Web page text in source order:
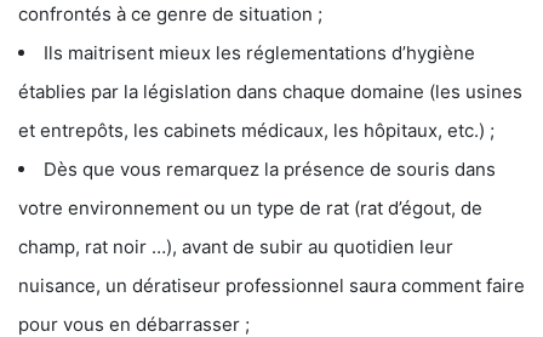
confrontés à ce genre de situation ;
Ils maitrisent mieux les réglementations d’hygiène
établies par la législation dans chaque domaine (les usines
et entrepôts, les cabinets médicaux, les hôpitaux, etc.) ;
Dès que vous remarquez la présence de souris dans
votre environnement ou un type de rat (rat d’égout, de
champ, rat noir …), avant de subir au quotidien leur
nuisance, un dératiseur professionnel saura comment faire
pour vous en débarrasser ;